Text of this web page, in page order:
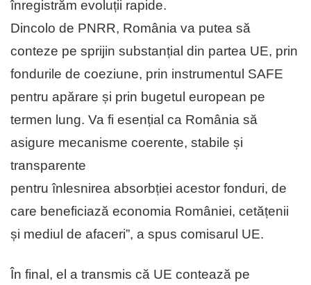
înregistrăm evoluții rapide.
Dincolo de PNRR, România va putea să
conteze pe sprijin substanțial din partea UE, prin
fondurile de coeziune, prin instrumentul SAFE
pentru apărare și prin bugetul european pe
termen lung. Va fi esențial ca România să
asigure mecanisme coerente, stabile și
transparente
pentru înlesnirea absorbției acestor fonduri, de
care beneficiază economia României, cetățenii
și mediul de afaceri”, a spus comisarul UE.
În final, el a transmis că UE contează pe